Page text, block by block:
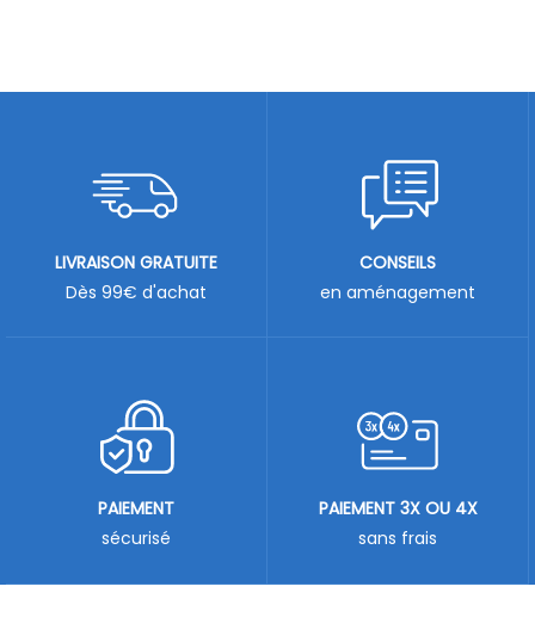
LIVRAISON GRATUITE
Dès 99€ d'achat
CONSEILS
en aménagement
PAIEMENT
sécurisé
PAIEMENT 3X OU 4X
sans frais